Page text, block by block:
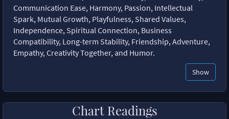
Communication Ease, Harmony, Passion, Intellectual
Spark, Mutual Growth, Playfulness, Shared Values,
Independence, Spiritual Connection, Business
Compatibility, Long-term Stability, Friendship, Adventure,
Empathy, Creativity Together, and Humor.
Show
Chart Readings